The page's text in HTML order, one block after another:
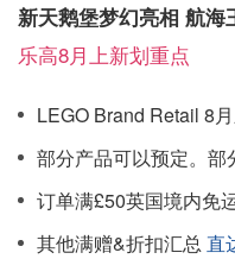
新天鹅堡梦幻亮相 航
乐高8月上新划重点
LEGO Brand Retail 8
部分产品可以预定。部
订单满£50英国境内免
其他满赠&折扣汇总 直